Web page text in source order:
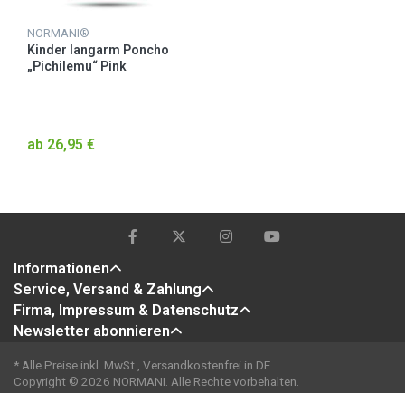
NORMANI®
Kinder langarm Poncho
„Pichilemu“ Pink
ab 26,95 €
Informationen
Service, Versand & Zahlung
Firma, Impressum & Datenschutz
Newsletter abonnieren
* Alle Preise inkl. MwSt., Versandkostenfrei in DE
Copyright © 2026 NORMANI. Alle Rechte vorbehalten.